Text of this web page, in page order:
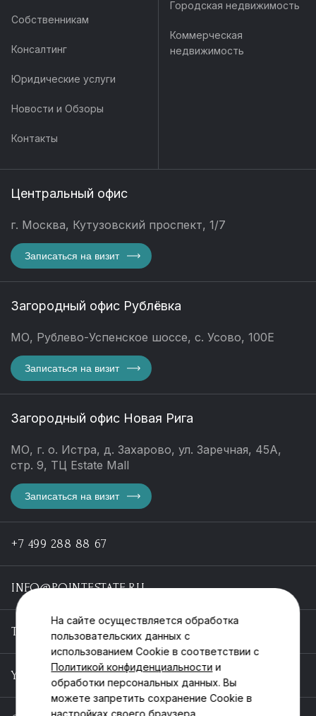
Собственникам
Консалтинг
Юридические услуги
Новости и Обзоры
Контакты
Городская недвижимость
Коммерческая
недвижимость
Центральный офис
г. Москва, Кутузовский проспект, 1/7
Записаться на визит
Загородный офис Рублёвка
МО, Рублево-Успенское шоссе, с. Усово, 100Е
Записаться на визит
Загородный офис Новая Рига
МО, г. о. Истра, д. Захарово, ул. Заречная, 45А,
стр. 9, ТЦ Estate Mall
Записаться на визит
+7 499 288 88 67
INFO@POINTESTATE.RU
TELEGRAM
YOUTUBE
На сайте осуществляется обработка
пользовательских данных с
использованием Cookie в соответствии с
Политикой конфиденциальности и
обработки персональных данных. Вы
можете запретить сохранение Cookie в
настройках своего браузера.